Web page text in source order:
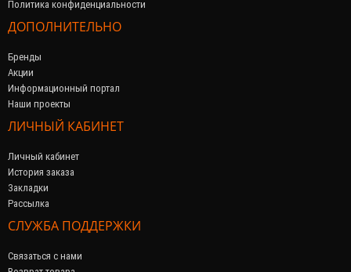
Политика конфиденциальности
ДОПОЛНИТЕЛЬНО
Бренды
Акции
Информационный портал
Наши проекты
ЛИЧНЫЙ КАБИНЕТ
Личный кабинет
История заказа
Закладки
Рассылка
СЛУЖБА ПОДДЕРЖКИ
Связаться с нами